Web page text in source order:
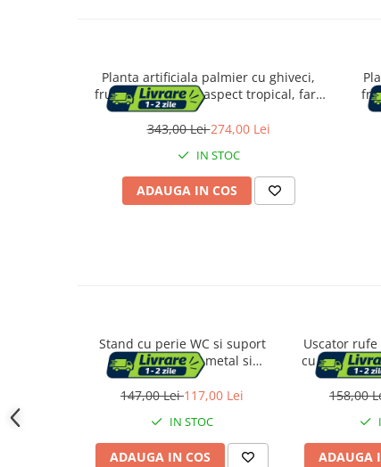
Cuiere si suporturi prosoape
Suporturi si accesorii de baie
Bucatarie
Mobila bucatarie
Planta artificiala palmier cu ghiveci,
frunze bogate PE, aspect tropical, fara
intretinere, 100x100x134 cm, verde
343,00 Lei274,00 Lei
IN STOC
ADAUGA IN COS
Stand cu perie WC si suport
hartie igienica, metal si
bambus, 67cm, auriu
147,00 Lei117,00 Lei
IN STOC
ADAUGA IN COS
Uscator
cu roti si
aripi laterale
kg,158,00
ADAUGA